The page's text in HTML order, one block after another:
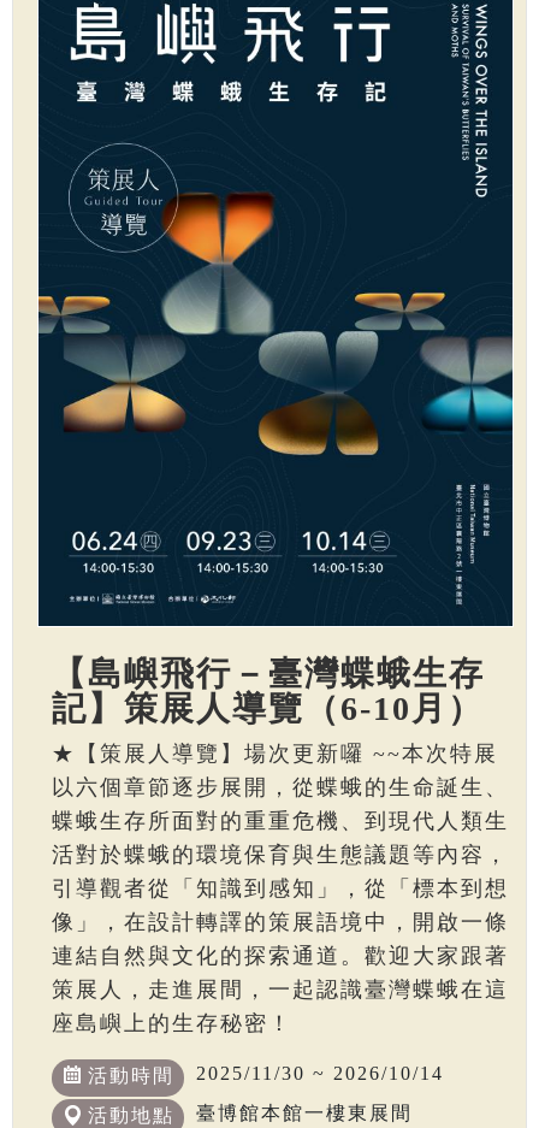
【島嶼飛行－臺灣蝶蛾生存
記】策展人導覽（6-10月）
★【策展人導覽】場次更新囉 ~~本次特展
以六個章節逐步展開，從蝶蛾的生命誕生、
蝶蛾生存所面對的重重危機、到現代人類生
活對於蝶蛾的環境保育與生態議題等內容，
引導觀者從「知識到感知」，從「標本到想
像」，在設計轉譯的策展語境中，開啟一條
連結自然與文化的探索通道。歡迎大家跟著
策展人，走進展間，一起認識臺灣蝶蛾在這
座島嶼上的生存秘密！
活動時間 2025/11/30 ~ 2026/10/14
活動地點 臺博館本館一樓東展間